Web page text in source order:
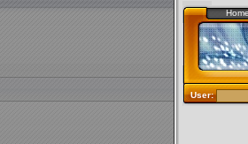
User: